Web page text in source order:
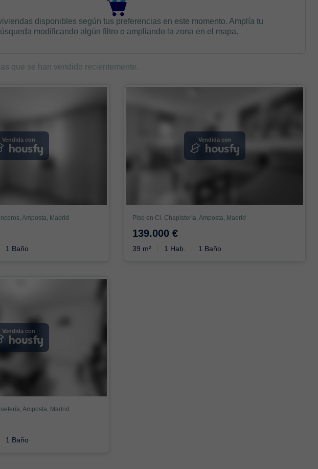
disponibles según tus preferencias en este momento. Amplía tu
modificando algún filtro o ampliando la zona en el mapa.
que se han vendido recientemente.
Vendida con
Amposta, Madrid
1 Baño
Vendida con
Piso en Cl. Chapistería, Amposta, Madrid
139.000 €
39 m² 1 Hab. 1 Baño
Vendida con
Amposta, Madrid
1 Baño